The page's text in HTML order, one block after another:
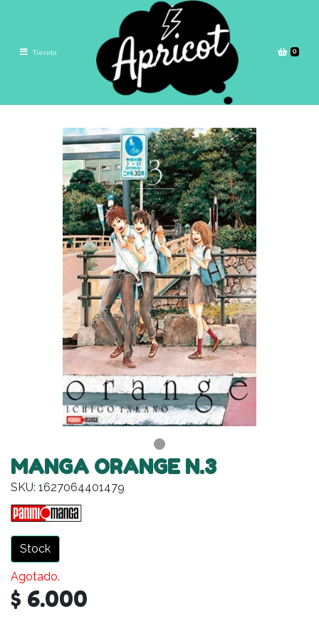
Tienda 0
MANGA ORANGE N.3
SKU: 1627064401479
Stock
Agotado.
$ 6.000